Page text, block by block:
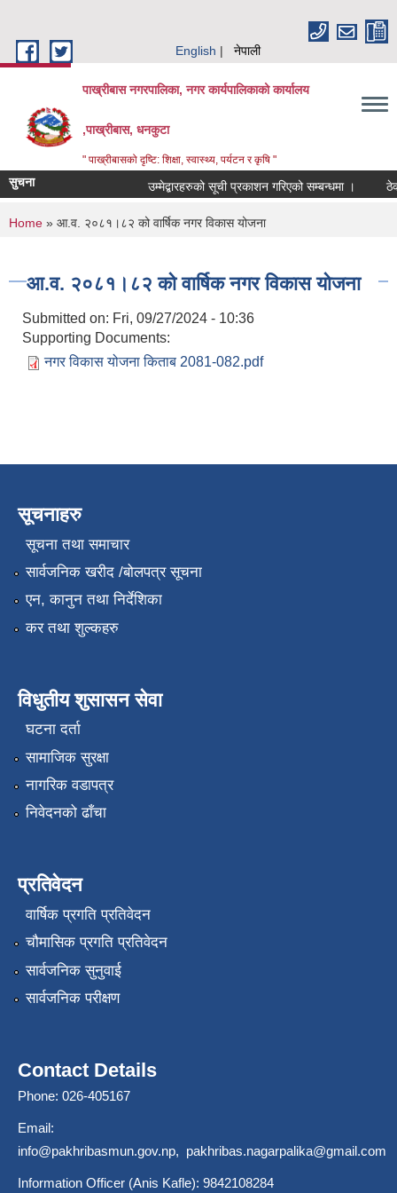
English नेपाली
पाख्रीबास नगरपालिका, नगर कार्यपालिकाको कार्यालय
,पाख्रीबास, धनकुटा
" पाख्रीबासको दृष्टि: शिक्षा, स्वास्थ्य, पर्यटन र कृषि "
सुचना उम्मेद्बारहरुको सूची प्रकाशन गरिएको सम्बन्धमा ।
You are here
Home » आ.व. २०८१।८२ को वार्षिक नगर विकास योजना
आ.व. २०८१।८२ को वार्षिक नगर विकास योजना
Submitted on: Fri, 09/27/2024 - 10:36
Supporting Documents:
नगर विकास योजना किताब 2081-082.pdf
सूचनाहरु
सूचना तथा समाचार
सार्वजनिक खरीद /बोलपत्र सूचना
एन, कानुन तथा निर्देशिका
कर तथा शुल्कहरु
विधुतीय शुसासन सेवा
घटना दर्ता
सामाजिक सुरक्षा
नागरिक वडापत्र
निवेदनको ढाँचा
प्रतिवेदन
वार्षिक प्रगति प्रतिवेदन
चौमासिक प्रगति प्रतिवेदन
सार्वजनिक सुनुवाई
सार्वजनिक परीक्षण
Contact Details
Phone: 026-405167
Email:
info@pakhribasmun.gov.np, pakhribas.nagarpalika@gmail.com
Information Officer (Anis Kafle): 9842108284